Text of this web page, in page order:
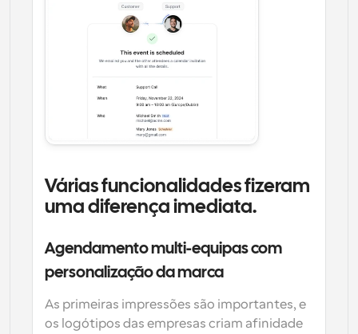
Várias funcionalidades fizeram
uma diferença imediata.
Agendamento multi-equipas com
personalização da marca
As primeiras impressões são importantes, e
os logótipos das empresas criam afinidade